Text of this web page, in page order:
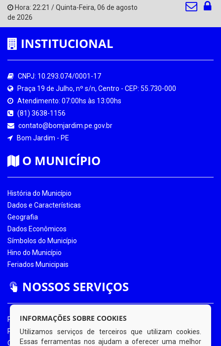
Hora: 22:21 /Quinta-Feira, 06 de agosto
de 2026
INSTITUCIONAL
CNPJ: 10.293.074/0001-17
Praça 19 de Julho, nº s/n, Centro - CEP: 55.730-000
Atendimento: 07:00hs às 13:00hs
(81) 3638-1156
contato@bomjardim.pe.gov.br
Bom Jardim - PE
O MUNICÍPIO
História do Município
Dados e Características
Geografia
Dados Econômicos
Símbolos do Município
Hino do Município
Feriados Municipais
NOSSOS SERVIÇOS
Portal da Transparência
Portal da Transparência COVID-19
Ouvidoria Eletrônica
INFORMAÇÕES SOBRE COOKIES
Utilizamos serviços de terceiros que utilizam cookies.
Essas ferramentas nos ajudam a oferecer uma melhor